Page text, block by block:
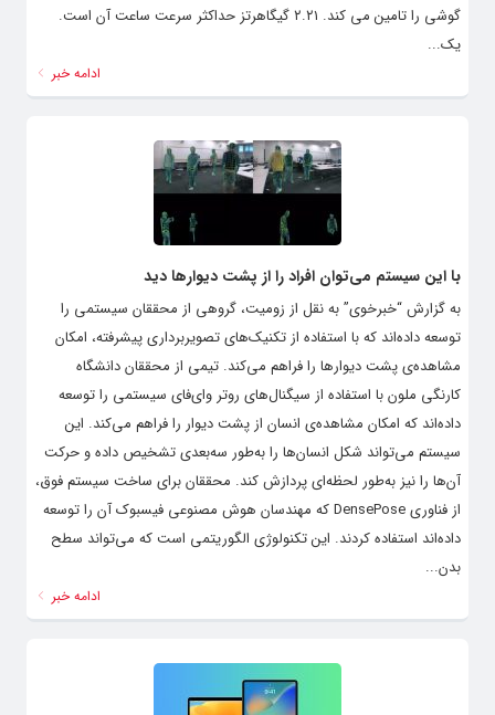
گوشی را تامین می کند. ۲.۲۱ گیگاهرتز حداکثر سرعت ساعت آن است.
یک...
ادامه خبر
با این سیستم می‌توان افراد را از پشت دیوارها دید
به گزارش “خبرخوی” به نقل از زومیت، گروهی از محققان سیستمی را
توسعه داده‌اند که با استفاده از تکنیک‌های تصویربرداری پیشرفته، امکان
مشاهده‌ی پشت دیوارها را فراهم می‌کند. تیمی از محققان دانشگاه
کارنگی ملون با استفاده از سیگنال‌های روتر وای‌فای سیستمی را توسعه
داده‌اند که امکان مشاهده‌ی انسان‌ از پشت دیوار را فراهم می‌کند. این
سیستم می‌تواند شکل انسان‌ها را به‌طور سه‌بعدی تشخیص داده و حرکت
آن‌ها را نیز به‌طور لحظه‌ای پردازش کند. محققان برای ساخت سیستم فوق،
از فناوری DensePose که مهندسان هوش مصنوعی فیسبوک آن را توسعه
داده‌اند استفاده کردند. این تکنولوژی الگوریتمی است که می‌تواند سطح
بدن...
ادامه خبر